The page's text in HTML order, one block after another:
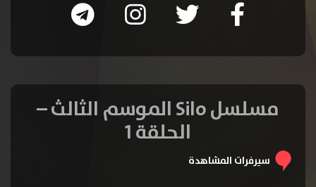
مسلسل Silo الموسم الثالث –
الحلقة 1
سيرفرات المشاهدة